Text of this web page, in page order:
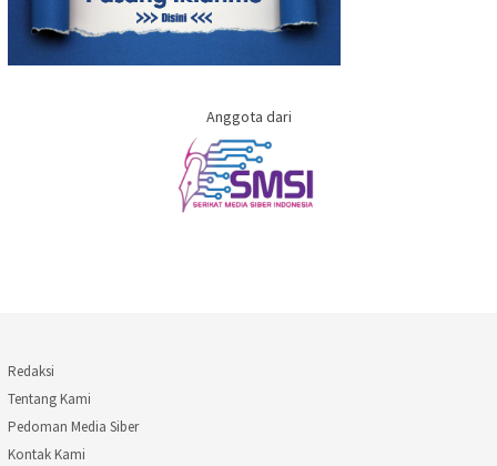
Anggota dari
Redaksi
Tentang Kami
Pedoman Media Siber
Kontak Kami